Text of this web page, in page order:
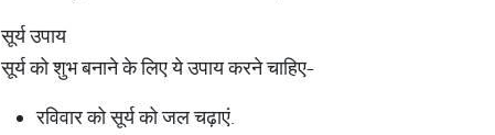
सूर्य उपाय
सूर्य को शुभ बनाने के लिए ये उपाय करने चाहिए-
रविवार को सूर्य को जल चढ़ाएं.